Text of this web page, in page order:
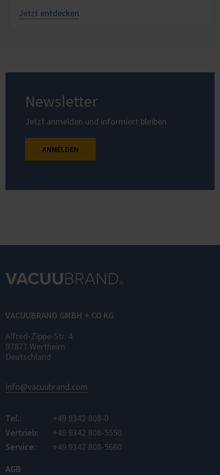
Jetzt entdecken
Newsletter
Jetzt anmelden und informiert bleiben
ANMELDEN
VACUUBRAND GMBH + CO KG
Alfred-Zippe-Str. 4
97877 Wertheim
Deutschland
info@vacuubrand.com
Tel.:
+49 9342 808-0
Vertrieb:
+49 9342 808-5550
Service:
+49 9342 808-5660
AGB